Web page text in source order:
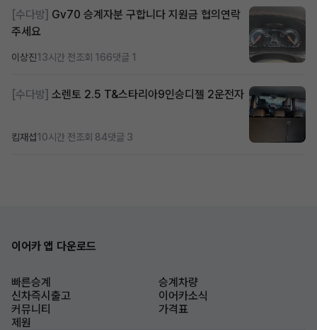
[수다방] Gv70 승계자분 구합니다 지원금 협의연락
주세요
이상진13시간 전조회 166댓글 1
[수다방] 소렌토 2.5 T&스타리아9인승디젤 2운전자
킴재섭10시간 전조회 84댓글 3
이어카 앱 다운로드
빠른승계
승계차량
신차즉시출고
이어카소식
커뮤니티
가격표
제원